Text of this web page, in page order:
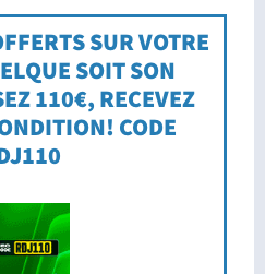
SUR VOTRE
SOIT SON
110€, RECEVEZ
CODE